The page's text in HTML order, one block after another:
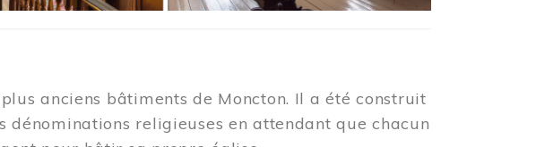
anciens bâtiments de Moncton. Il a été construit
religieuses en attendant que chacun